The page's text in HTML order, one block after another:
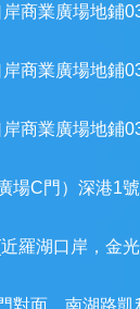
商業廣場地鋪
商業廣場地鋪
商業廣場地鋪
C門）深港1
羅湖口岸，金
對面，南湖路